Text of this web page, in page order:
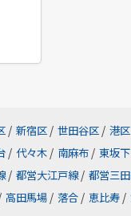
/ 新宿区 / 世田谷区 / 港区
/ 代々木 / 南麻布 / 東坂下
/ 都営大江戸線 / 都営三
高田馬場 / 落合 / 恵比寿 /